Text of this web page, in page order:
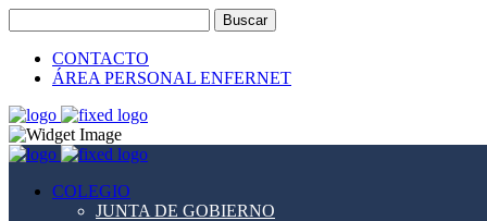
CONTACTO
ÁREA PERSONAL ENFERNET
COLEGIO
JUNTA DE GOBIERNO